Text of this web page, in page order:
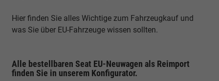
Hier finden Sie alles Wichtige zum Fahrzeugkauf und
was Sie über EU-Fahrzeuge wissen sollten.
Alle bestellbaren Seat EU-Neuwagen als Reimport
finden Sie in unserem Konfigurator.